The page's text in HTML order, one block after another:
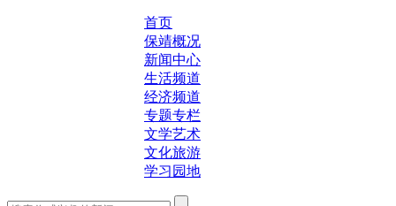
首页
保靖概况
新闻中心
生活频道
经济频道
专题专栏
文学艺术
文化旅游
学习园地